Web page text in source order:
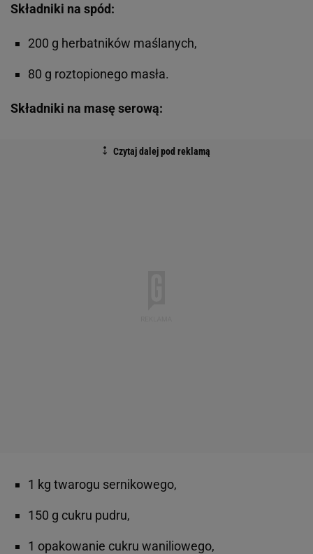
Składniki na spód:
200 g herbatników maślanych,
80 g roztopionego masła.
Składniki na masę serową:
1 kg twarogu sernikowego,
150 g cukru pudru,
1 opakowanie cukru waniliowego,